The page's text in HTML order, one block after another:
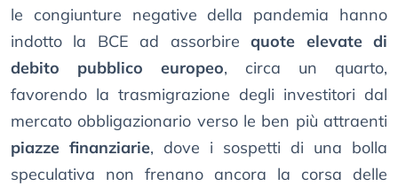
le congiunture negative della pandemia hanno
indotto la BCE ad assorbirequote elevate di
debito pubblico europeo, circa un quarto,
favorendo la trasmigrazione degli investitori dal
mercato obbligazionario verso le ben più attraenti
piazze finanziarie, dove i sospetti di una bolla
speculativa non frenano ancora la corsa delle